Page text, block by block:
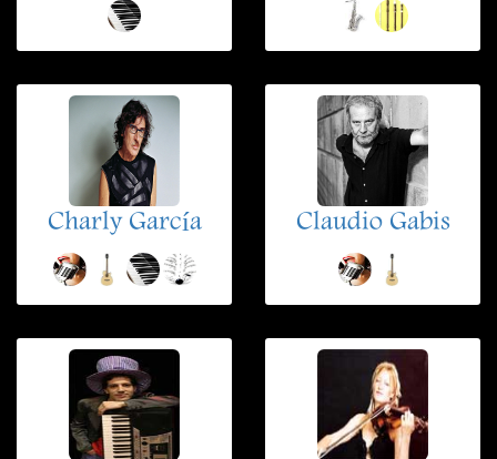
Charly García Claudio Gabis